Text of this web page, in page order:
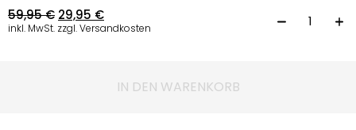
59,95€ 29,95 €
inkl. MwSt. zzgl. Versandkosten
IN DEN WARENKORB